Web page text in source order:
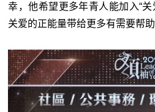
幸，他希望更多年青人能加入“
关爱的正能量带给更多有需要帮助